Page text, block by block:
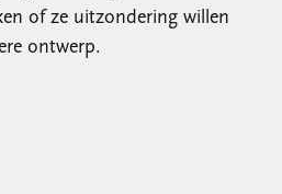
of ze uitzondering willen
ontwerp.